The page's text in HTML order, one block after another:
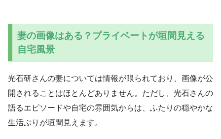
妻の画像はある？プライベートが垣間見える
自宅風景
光石研さんの妻については情報が限られており、画像が公
開されることはほとんどありません。ただし、光石さんの
語るエピソードや自宅の雰囲気からは、ふたりの穏やかな
生活ぶりが垣間見えます。